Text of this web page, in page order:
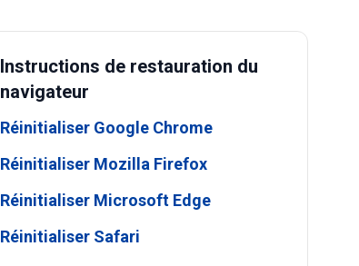
Instructions de restauration du
navigateur
Réinitialiser Google Chrome
Réinitialiser Mozilla Firefox
Réinitialiser Microsoft Edge
Réinitialiser Safari